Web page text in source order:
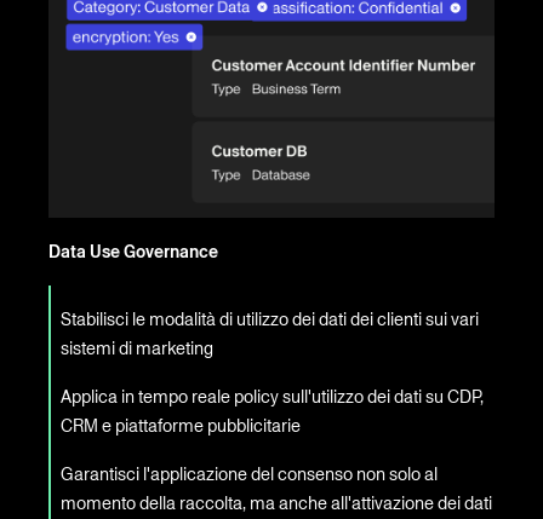
Data Use Governance
Stabilisci le modalità di utilizzo dei dati dei clienti sui vari
sistemi di marketing
Applica in tempo reale policy sull'utilizzo dei dati su CDP,
CRM e piattaforme pubblicitarie
Garantisci l'applicazione del consenso non solo al
momento della raccolta, ma anche all'attivazione dei dati